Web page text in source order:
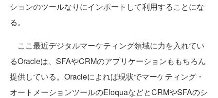
ションのツールなりにインポートして利用することにな
る。
ここ最近デジタルマーケティング領域に力を入れてい
るOracleは、SFAやCRMのアプリケーションももちろん
提供している。Oracleによれば現状でマーケティング・
オートメーションツールのEloquaなどとCRMやSFAのシ